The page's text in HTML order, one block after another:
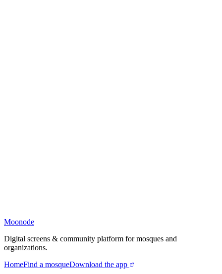
Moonode
Digital screens & community platform for mosques and
organizations.
HomeFind a mosqueDownload the app